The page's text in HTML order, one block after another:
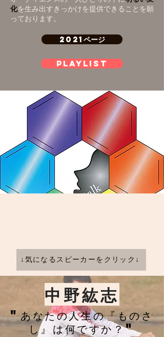
化を生み出すきっかけを提供できることを願
っております。
2021ページ
PLAYLIST
↓気になるスピーカーをクリック↓
​中野紘志
"あなたの人生の『ものさ
し』は何ですか？"